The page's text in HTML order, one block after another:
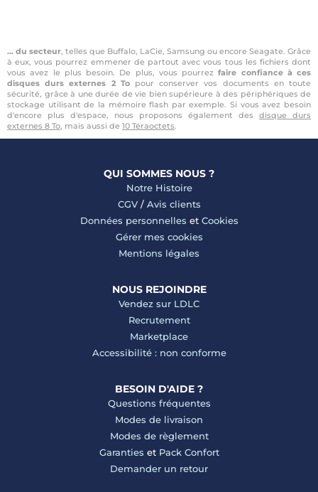
… du secteur, telles que Buffalo, LaCie, Samsung ou encore Seagate. Grâce
à eux, vous pourrez emmener de partout avec vous tous les fichiers dont
vous avez le plus besoin. De plus, vous pourrezfaire confiance à ces
disques durs externes 2 Topour conserver vos documents en toute
sécurité, grâce à une durée de vie bien supérieure à des périphériques de
stockage utilisant de la mémoire flash par exemple. Si vous avez besoin
d'encore plus d'espace, nous proposons également des disque durs
externes 8 To, mais aussi de 10 Téraoctets.
QUI SOMMES NOUS ?
Notre Histoire
CGV/ Avis clients
Données personnelles et Cookies
Gérer mes cookies
Mentions légales
NOUS REJOINDRE
Vendez sur LDLC
Recrutement
Marketplace
Accessibilité : non conforme
BESOIN D'AIDE ?
Questions fréquentes
Modes de livraison
Modes de règlement
Garanties et Pack Confort
Demander un retour